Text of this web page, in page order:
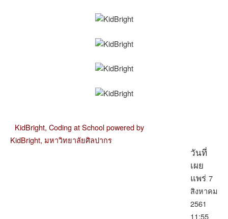
KidBright, Coding at School powered by
KidBright, มหาวิทยาลัยศิลปากร
วันที่
เผย
แพร่ 7
สิงหาคม
2561
11:55